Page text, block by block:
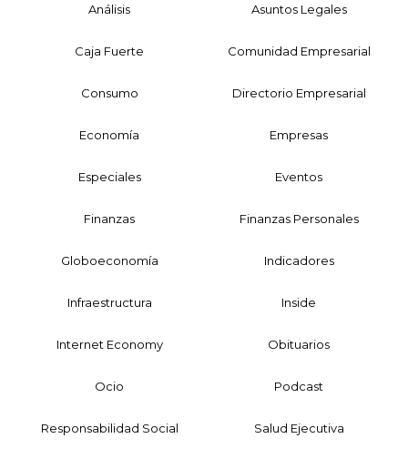
Análisis Asuntos Legales
Caja Fuerte Comunidad Empresarial
Consumo Directorio Empresarial
Economía Empresas
Especiales Eventos
Finanzas Finanzas Personales
Globoeconomía Indicadores
Infraestructura Inside
Internet Economy Obituarios
Ocio Podcast
Responsabilidad Social Salud Ejecutiva